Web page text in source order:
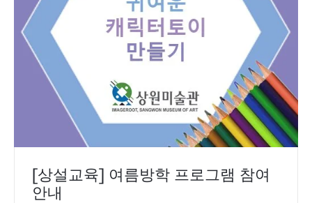
[상설교육] 여름방학 프로그램 참여
안내